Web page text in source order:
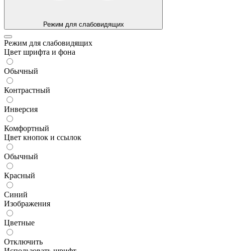
Режим для слабовидящих
Режим для слабовидящих
Цвет шрифта и фона
Обычный
Контрастный
Инверсия
Комфортный
Цвет кнопок и ссылок
Обычный
Красный
Синий
Изображения
Цветные
Отключить